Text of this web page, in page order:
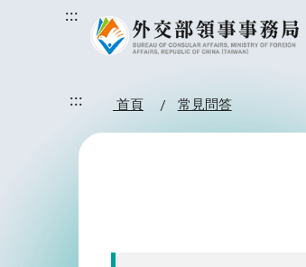
:::
::: 首頁 常見問答